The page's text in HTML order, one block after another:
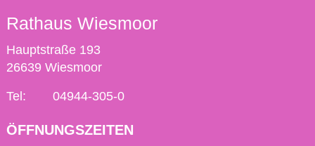
Rathaus Wiesmoor
Hauptstraße 193
26639 Wiesmoor
Tel: 04944-305-0
ÖFFNUNGSZEITEN